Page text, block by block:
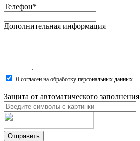
Телефон*
Дополнительная информация
Я согласен на обработку персональных данных
Защита от автоматического заполнения
Отправить